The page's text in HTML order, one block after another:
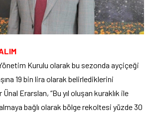
Kurulu olarak bu sezonda ayçiçeği
19 bin lira olarak belirlediklerini
Ünal Erarslan, “Bu yıl oluşan kuraklık ile
bağlı olarak bölge rekoltesi yüzde 30